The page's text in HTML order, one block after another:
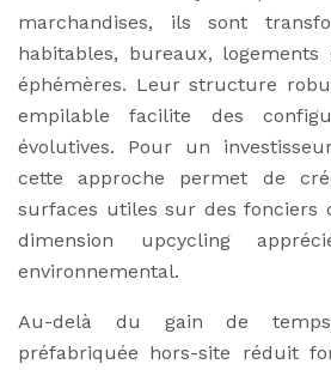
marchandises, ils sont
habitables, bureaux,
éphémères. Leur structure
empilable facilite des
évolutives. Pour un
cette approche permet de
surfaces utiles sur des fonciers
dimension upcycling
environnemental.
Au-delà du gain de
préfabriquée hors-site réduit